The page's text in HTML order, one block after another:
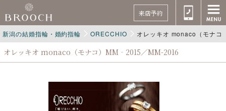
来店予約
新潟の結婚指輪・婚約指輪 ORECCHIO オレッキオ monaco（モナ
オレッキオ monaco（モナコ）MM‐2015／MM-2016